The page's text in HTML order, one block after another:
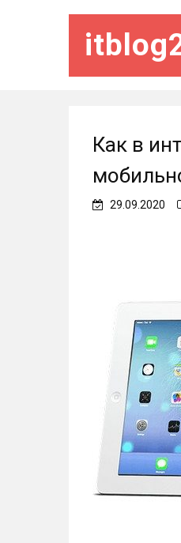
Как в
29.09.2020